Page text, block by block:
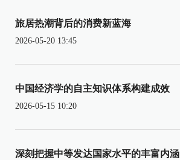
旅居热潮背后的消费新蓝海
2026-05-20 13:45
中国经济学的自主知识体系构建成效
2026-05-15 10:20
深刻把握中等发达国家水平的丰富内涵